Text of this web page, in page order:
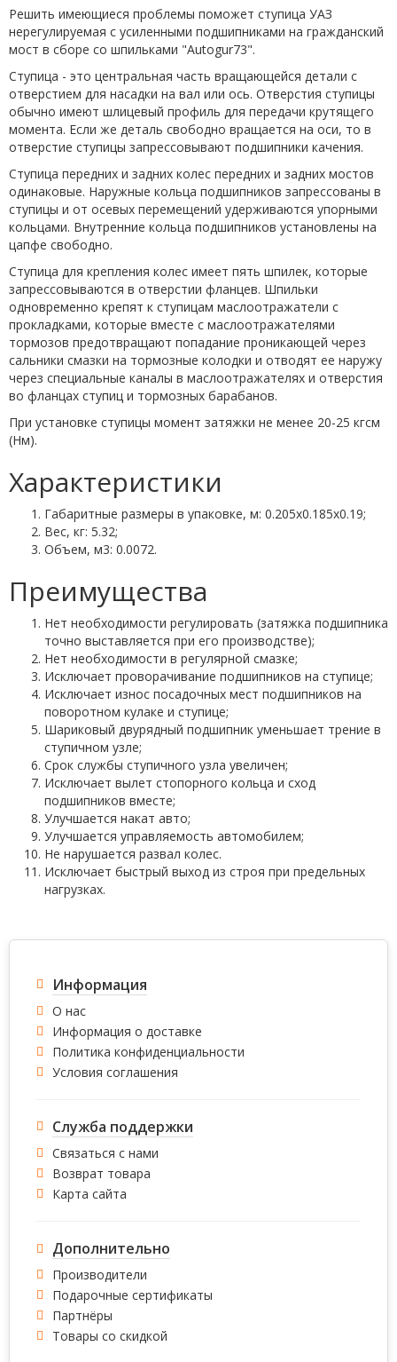
Решить имеющиеся проблемы поможет ступица УАЗ
нерегулируемая с усиленными подшипниками на гражданский
мост в сборе со шпильками "Autogur73".
Ступица - это центральная часть вращающейся детали с
отверстием для насадки на вал или ось. Отверстия ступицы
обычно имеют шлицевый профиль для передачи крутящего
момента. Если же деталь свободно вращается на оси, то в
отверстие ступицы запрессовывают подшипники качения.
Ступица передних и задних колес передних и задних мостов
одинаковые. Наружные кольца подшипников запрессованы в
ступицы и от осевых перемещений удерживаются упорными
кольцами. Внутренние кольца подшипников установлены на
цапфе свободно.
Ступица для крепления колес имеет пять шпилек, которые
запрессовываются в отверстии фланцев. Шпильки
одновременно крепят к ступицам маслоотражатели с
прокладками, которые вместе с маслоотражателями
тормозов предотвращают попадание проникающей через
сальники смазки на тормозные колодки и отводят ее наружу
через специальные каналы в маслоотражателях и отверстия
во фланцах ступиц и тормозных барабанов.
При установке ступицы момент затяжки не менее 20-25 кгсм
(Нм).
Характеристики
Габаритные размеры в упаковке, м: 0.205х0.185х0.19;
Вес, кг: 5.32;
Объем, м3: 0.0072.
Преимущества
Нет необходимости регулировать (затяжка подшипника
точно выставляется при его производстве);
Нет необходимости в регулярной смазке;
Исключает проворачивание подшипников на ступице;
Исключает износ посадочных мест подшипников на
поворотном кулаке и ступице;
Шариковый двурядный подшипник уменьшает трение в
ступичном узле;
Срок службы ступичного узла увеличен;
Исключает вылет стопорного кольца и сход
подшипников вместе;
Улучшается накат авто;
Улучшается управляемость автомобилем;
Не нарушается развал колес.
Исключает быстрый выход из строя при предельных
нагрузках.
Информация
О нас
Информация о доставке
Политика конфиденциальности
Условия соглашения
Служба поддержки
Связаться с нами
Возврат товара
Карта сайта
Дополнительно
Производители
Подарочные сертификаты
Партнёры
Товары со скидкой